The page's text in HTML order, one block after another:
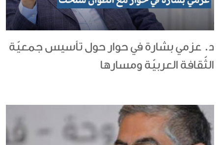
د. عزمي بشارة في حوار حول تأسيس جمعيّة
الثّقافة العربيّة ومسارها